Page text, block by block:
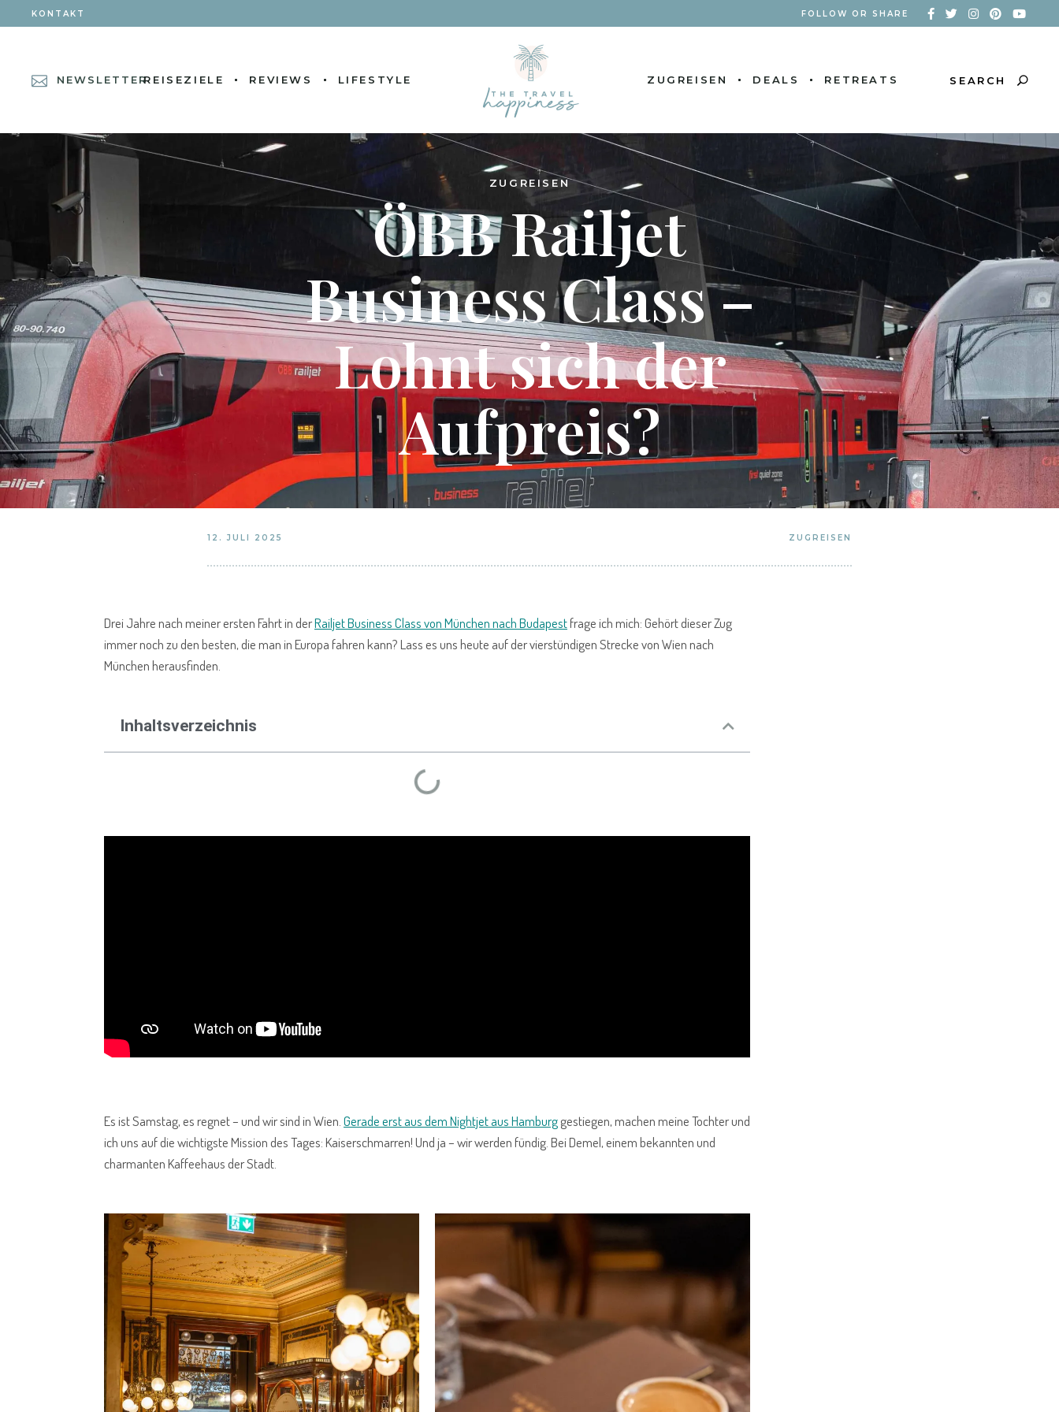
KONTAKT FOLLOW OR SHARE
NEWSLETTERREISEZIELE REVIEWS LIFESTYLE ZUGREISEN DEALS RETREATS SEARCH
ZUGREISEN
ÖBB Railjet
Business Class –
Lohnt sich der
Aufpreis?
12. JULI 2025 ZUGREISEN
Drei Jahre nach meiner ersten Fahrt in derRailjet Business Class von München nach Budapestfrage ich mich: Gehört dieser Zug
immer noch zu den besten, die man in Europa fahren kann? Lass es uns heute auf der vierstündigen Strecke von Wien nach
München herausfinden.
Inhaltsverzeichnis
Es ist Samstag, es regnet – und wir sind in Wien. Gerade erst aus dem Nightjet aus Hamburggestiegen, machen meine Tochter und
ich uns auf die wichtigste Mission des Tages: Kaiserschmarren! Und ja – wir werden fündig. Bei Demel, einem bekannten und
charmanten Kaffeehaus der Stadt.